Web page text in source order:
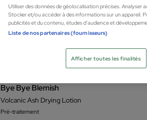
Bye Bye Blemish
Volcanic Ash Drying Lotion
Pré-traitement
Utiliser des données de géolocalisation précises. Analyser
Stocker et/ou accéder à des informations sur un appareil.
publicités et du contenu, études d’audience et
Liste de nos partenaires (fournisseurs)
Afficher toutes les finalités